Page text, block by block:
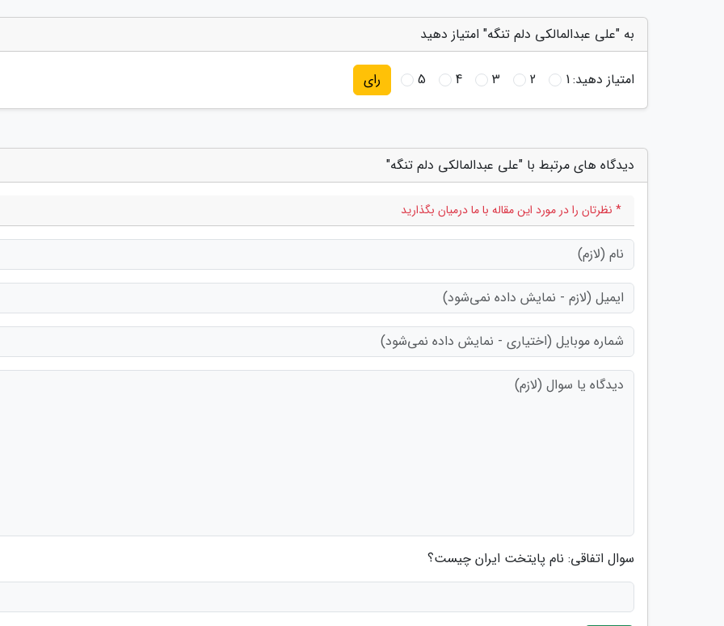
به "علی عبدالمالکی دلم تنگه" امتیاز دهید
امتیاز دهید:1
2
3
4
5 رای
دیدگاه های مرتبط با "علی عبدالمالکی دلم تنگه"
* نظرتان را در مورد این مقاله با ما درمیان بگذارید
سوال اتفاقی: نام پایتخت ایران چیست؟